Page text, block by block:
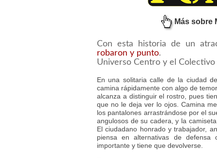
Más sobre
Con esta historia de un
robaron y punto.
Universo Centro y el
En una solitaria calle de la ciudad
camina rápidamente con algo de
alcanza a distinguir el rostro, pues
que no le deja ver lo ojos. Camina
los pantalones arrastrándose por el
angulosos de su cadera, y la
El ciudadano honrado y trabajador,
piensa en alternativas de
importante y tiene que devolverse.